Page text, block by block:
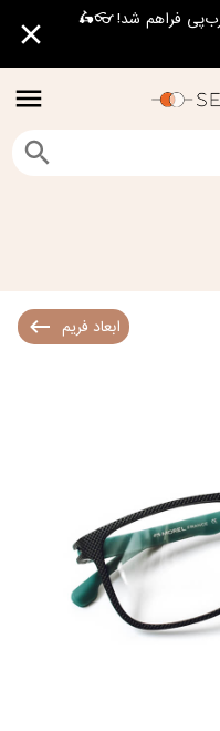
فراهم شد! 👓🛵
ابعاد فریم